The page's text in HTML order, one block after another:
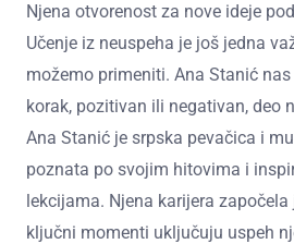
Njena otvorenost za nove ideje
Učenje iz neuspeha je još jedna
možemo primeniti. Ana Stanić
korak, pozitivan ili negativan, deo
Ana Stanić je srpska pevačica i
poznata po svojim hitovima i
lekcijama. Njena karijera započela
ključni momenti uključuju uspeh